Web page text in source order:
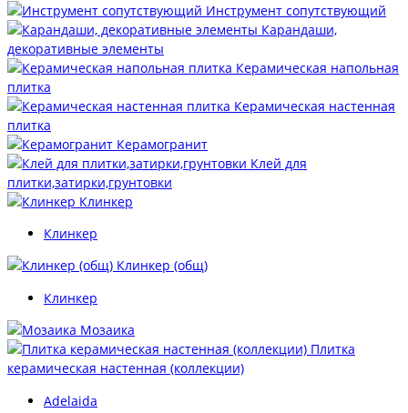
Инструмент сопутствующий
Карандаши,
декоративные элементы
Керамическая напольная
плитка
Керамическая настенная
плитка
Керамогранит
Клей для
плитки,затирки,грунтовки
Клинкер
Клинкер
Клинкер (общ)
Клинкер
Мозаика
Плитка
керамическая настенная (коллекции)
Adelaida